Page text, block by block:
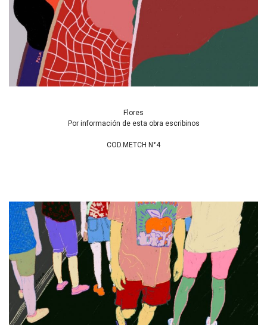
Flores
Por información de esta obra escribinos
COD.METCH N°4